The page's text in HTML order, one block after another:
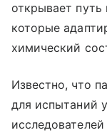
открывает
которые
химический
Известно, что
для испытаний